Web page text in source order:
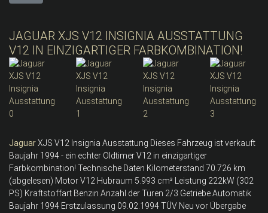
JAGUAR XJS V12 INSIGNIA AUSSTATTUNG
V12 IN EINZIGARTIGER FARBKOMBINATION!
JaguarXJS V12 Insignia Ausstattung Dieses Fahrzeug ist verkauft
Baujahr 1994 - ein echter Oldtimer V12 in einzigartiger
Farbkombination! Technische Daten Kilometerstand 70.726 km
(abgelesen) Motor V12 Hubraum 5.993 cm³ Leistung 222kW (302
PS) Kraftstoffart Benzin Anzahl der Türen 2/3 Getriebe Automatik
Baujahr 1994 Erstzulassung 09.02.1994 TÜV Neu vor Übergabe